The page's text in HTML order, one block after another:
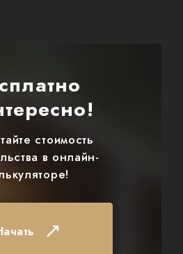
стоимость
в онлайн-